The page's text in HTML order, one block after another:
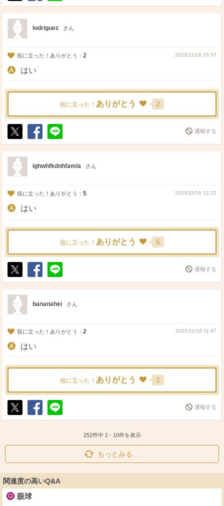
ポ
ス
ト
シ
ェ
送
る
lodriguez さん
役に立った！ありがとう： 2 2025/11/16 15:57
はい
役に立った！ ありがとう 2
ポ
ス
ト
シ
ェ
送
る
通報する
ighwhfkdnhfamla さん
役に立った！ありがとう： 5 2025/11/16 12:32
はい
役に立った！ ありがとう 5
ポ
ス
ト
シ
ェ
送
る
通報する
bananahei さん
役に立った！ありがとう： 2 2025/11/16 11:47
はい
役に立った！ ありがとう 2
ポ
シ
送
通報する
252件中 1 - 10件を表示
もっとみる…
関連度の高いQ&A
眼球